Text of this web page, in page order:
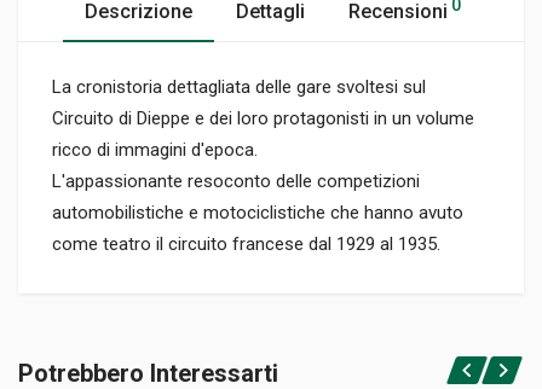
Descrizione Dettagli Recensioni 0
La cronistoria dettagliata delle gare svoltesi sul
Circuito di Dieppe e dei loro protagonisti in un volume
ricco di immagini d'epoca.
L'appassionante resoconto delle competizioni
automobilistiche e motociclistiche che hanno avuto
come teatro il circuito francese dal 1929 al 1935.
Rilegato
Accedi o registrati
Potrebbero Interessarti